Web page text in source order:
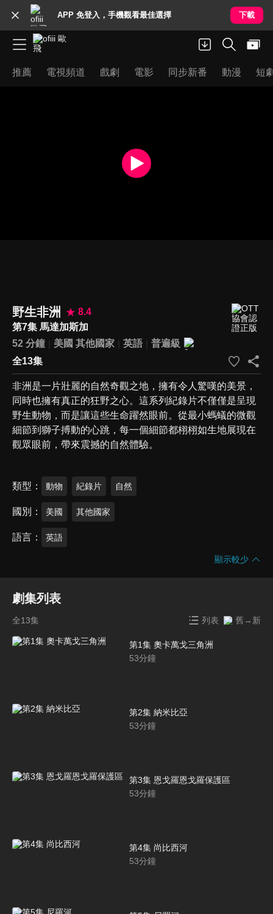
APP 免登入，手機觀看最佳選擇 下載
推薦 電視頻道 戲劇 電影 同步新番 動漫 短
野生非洲
8.4
第7集 馬達加斯加
52 分鐘
美國 其他國家 英語
普遍級
全13集
非洲是一片壯麗的自然奇觀之地，擁有令人驚嘆的美景，
同時也擁有真正的狂野之心。這系列紀錄片不僅僅是呈現
野生動物，而是讓這些生命躍然眼前。從最小螞蟻的微觀
細節到獅子搏動的心跳，每一個細節都栩栩如生地展現在
觀眾眼前，帶來震撼的自然體驗。
類型 動物 紀錄片 自然
國別 美國 其他國家
語言 英語
顯示較少
劇集列表
全13集 列表 舊→新
第1集 奧卡萬戈三角洲
53分鐘
第2集 納米比亞
53分鐘
第3集 恩戈羅恩戈羅保護區
53分鐘
第4集 尚比西河
53分鐘